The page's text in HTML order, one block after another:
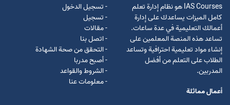
IAS Courses هو نظام إدارة تعلم
كامل الميزات يساعدك على إدارة
أعمالك التعليمية في عدة ساعات.
تساعد هذه المنصة المعلمين على
إنشاء مواد تعليمية احترافية وتساعد
الطلاب على التعلم من أفضل
المدربين.
- تسجيل الدخول
- تسجيل
- مقالات
- اتصل بنا
- التحقق من صحة الشهادة
- أصبح مدربا
- الشروط والقواعد
- معلومات عنا
أعمال مماثلة